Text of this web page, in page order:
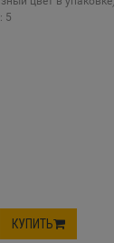
5
КУПИТЬ